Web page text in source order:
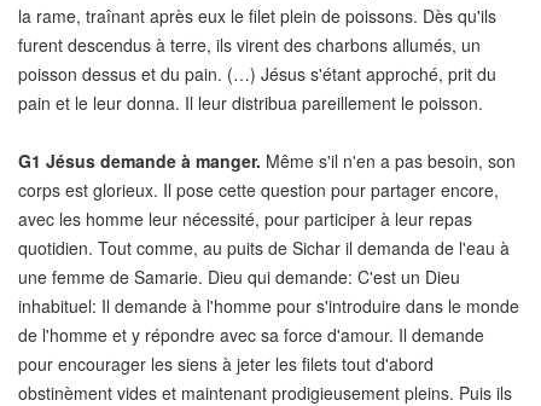
la rame, traînant après eux le filet plein de poissons. Dès qu'ils
furent descendus à terre, ils virent des charbons allumés, un
poisson dessus et du pain. (…) Jésus s'étant approché, prit du
pain et le leur donna. Il leur distribua pareillement le poisson.
G1 Jésus demande à manger. Même s'il n'en a pas besoin, son
corps est glorieux. Il pose cette question pour partager encore,
avec les homme leur nécessité, pour participer à leur repas
quotidien. Tout comme, au puits de Sichar il demanda de l'eau à
une femme de Samarie. Dieu qui demande: C'est un Dieu
inhabituel: Il demande à l'homme pour s'introduire dans le monde
de l'homme et y répondre avec sa force d'amour. Il demande
pour encourager les siens à jeter les filets tout d'abord
obstinèment vides et maintenant prodigieusement pleins. Puis ils